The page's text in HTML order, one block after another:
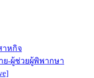
าหกิจ
-ผู้ช่วยผู้พิพากษา